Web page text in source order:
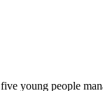
young people